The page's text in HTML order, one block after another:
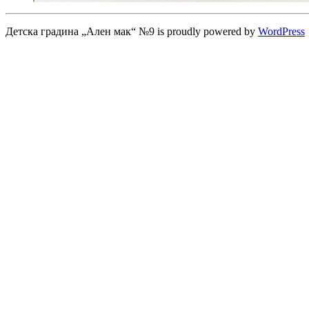
Детска градина „Ален мак“ №9 is proudly powered by WordPress